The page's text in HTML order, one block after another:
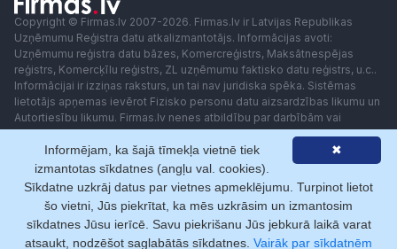
Copyright © Firmas.lv 2007-2026. Firmas.lv ir Latvijas Republikas
Uzņēmumu Reģistra datu atkalizmantotājs. Informācijas avoti:
Uzņēmumu reģistra datu bāzes, Komercreģistrs, Maksātnespējas
reģistrs, Komercķīlu reģistrs, ZL uzņēmumu faktisko datu reģistrs, u.c..
Informācijai ir izziņas raksturs, un tai nav juridiska spēka. Sistēmas
lietotājs apņemas ievērot Fizisko personu datu aizsardzības likumu un
Autortiesību likumu. Firmas.lv nenes atbildību par darbībām vai
lēmumiem, kas balstīti uz saņemto pakalpojumu. Lietotājam aizliegts
izmantot jebkādas automatizētas sistēmas vai iekārtas (robotus)
piekļuvei sistēmai bez rakstiskas saskaņošanas ar Firmas.lv. Galvenā
redaktore: Ingūna Pempere.
Lietošanas noteikumi
Privātuma politika Norēķini ar
✖
Informējam, ka šajā tīmekļa vietnē tiek
izmantotas sīkdatnes (angļu val. cookies).
Sīkdatne uzkrāj datus par vietnes apmeklējumu. Turpinot lietot
šo vietni, Jūs piekrītat, ka mēs uzkrāsim un izmantosim
sīkdatnes Jūsu ierīcē. Savu piekrišanu Jūs jebkurā laikā varat
atsaukt, nodzēšot saglabātās sīkdatnes. Vairāk par sīkdatnēm